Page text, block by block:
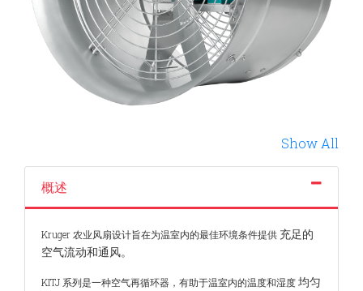
Show All
概述
Kruger 农业风扇设计旨在为温室内的最佳环境条件提供 充足的
空气流动和通风。
KITJ 系列是一种空气再循环器，有助于温室内的温度和湿度均匀